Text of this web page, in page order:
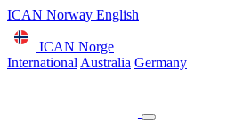
ICAN Norway English
ICAN Norge
International Australia Germany